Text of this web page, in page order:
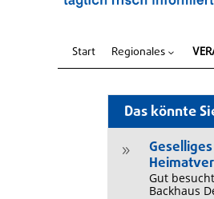
Start Regionales 3
Das könnte
9
Gut
Backhaus